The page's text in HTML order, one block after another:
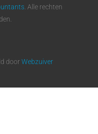
. Alle rechten
doorWebzuiver